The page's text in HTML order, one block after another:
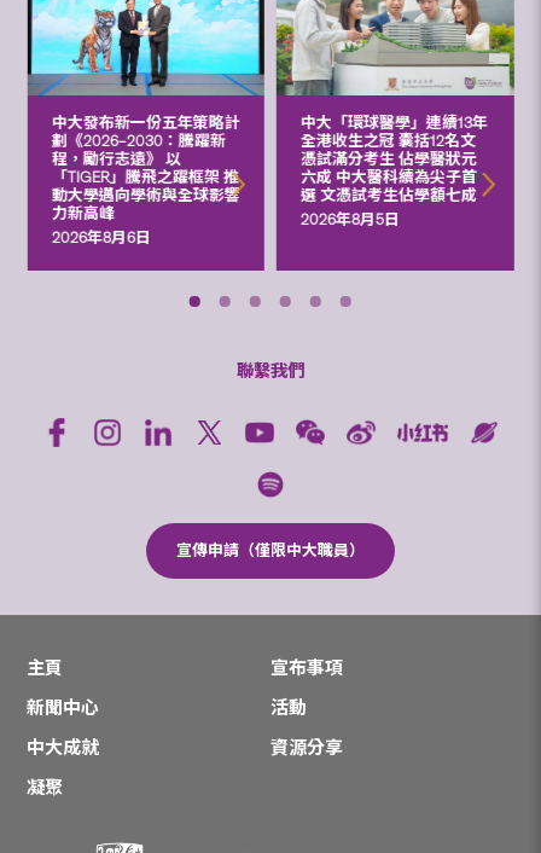
中大發布新一份五年策略計
劃《2026‒2030：騰躍新
程，勵行志遠》 以
「TIGER」騰飛之躍框架 推
動大學邁向學術與全球影響
力新高峰
2026年8月6日
中大「環球醫學」連續13年
全港收生之冠 囊括12名文
憑試滿分考生 佔學醫狀元
六成 中大醫科續為尖子首
選 文憑試考生佔學額七成
2026年8月5日
聯繫我們
宣傳申請（僅限中大職員）
主頁
宣布事項
新聞中心
活動
中大成就
資源分享
凝聚